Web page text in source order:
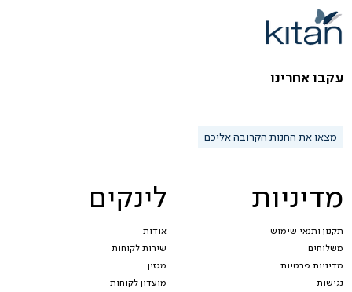
מדיניות
תקנון ותנאי שימוש
משלוחים
מדיניות פרטיות
נגישות
לינקים
אודות
שירות לקוחות
מגזין
מועדון לקוחות
עקבו אחרינו
מצאו את החנות הקרובה אליכם